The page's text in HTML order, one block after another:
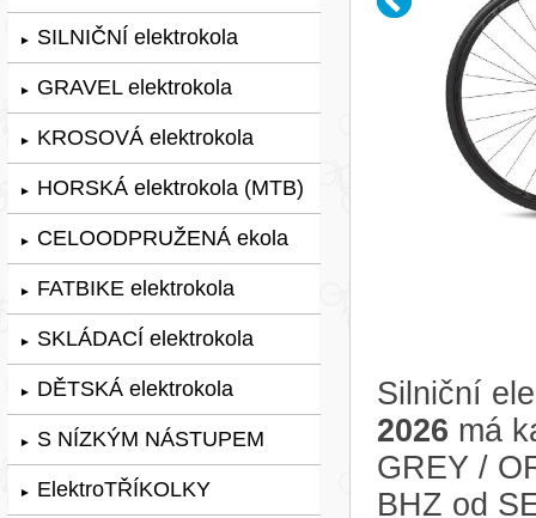
► SILNIČNÍ elektrokola
► GRAVEL elektrokola
► KROSOVÁ elektrokola
► HORSKÁ elektrokola (MTB)
► CELOODPRUŽENÁ ekola
► FATBIKE elektrokola
► SKLÁDACÍ elektrokola
► DĚTSKÁ elektrokola
► S NÍZKÝM NÁSTUPEM
► ElektroTŘÍKOLKY
Silniční
2026 má
GREY /
BHZ od